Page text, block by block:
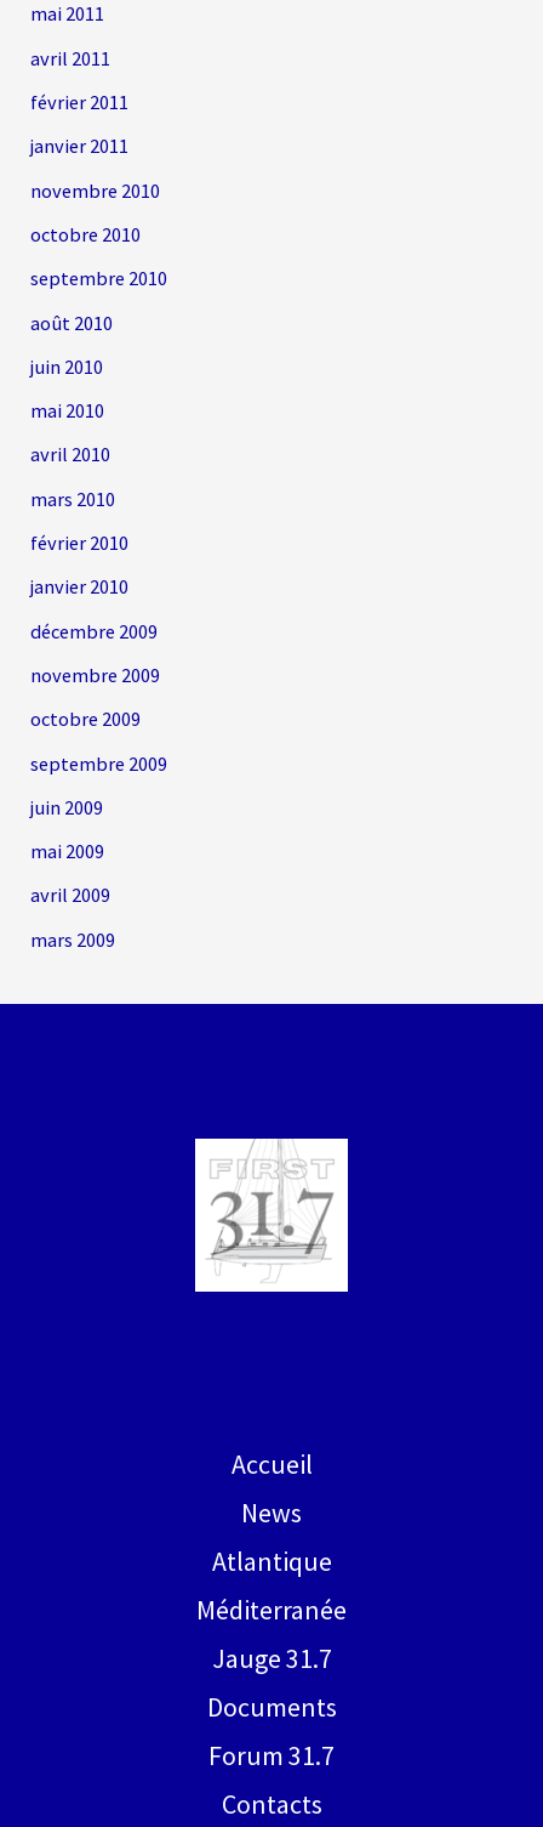
mai 2011
avril 2011
février 2011
janvier 2011
novembre 2010
octobre 2010
septembre 2010
août 2010
juin 2010
mai 2010
avril 2010
mars 2010
février 2010
janvier 2010
décembre 2009
novembre 2009
octobre 2009
septembre 2009
juin 2009
mai 2009
avril 2009
mars 2009
Accueil
News
Atlantique
Méditerranée
Jauge 31.7
Documents
Forum 31.7
Contacts